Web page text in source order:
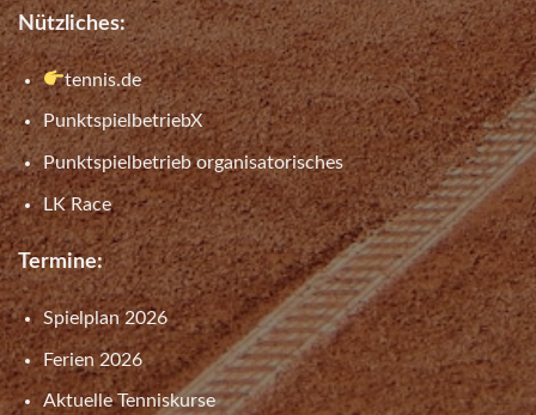
Nützliches:
tennis.de
PunktspielbetriebX
Punktspielbetrieb organisatorisches
LK Race
Termine:
Spielplan 2026
Ferien 2026
Aktuelle Tenniskurse